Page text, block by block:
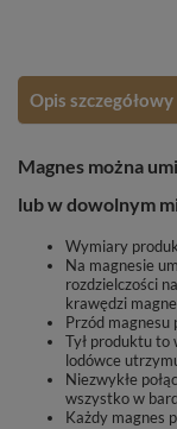
Opis szczegółowy
Magnes można
lub w dowolnym
Wymiary
Na magnesie
rozdzielczości
krawędzi
Przód magnesu
Tył produktu to
lodówce
Niezwykłe
wszystko w
Każdy magnes